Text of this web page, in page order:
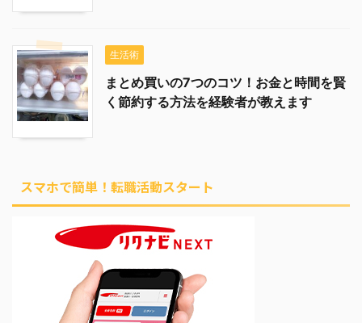
生活術
まとめ買いの7つのコツ！お金と時間を賢
く節約する方法を経験者が教えます
スマホで簡単！転職活動スタート